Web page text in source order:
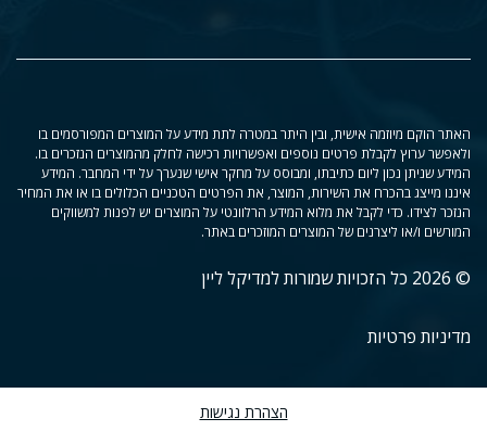
האתר הוקם מיוזמה אישית, ובין היתר במטרה לתת מידע על המוצרים המפורסמים בו
ולאפשר ערוץ לקבלת פרטים נוספים ואפשרויות רכישה לחלק מהמוצרים הנזכרים בו.
המידע שניתן נכון ליום כתיבתו, ומבוסס על מחקר אישי שנערך על ידי המחבר. המידע
איננו מייצג בהכרח את השירות, המוצר, את הפרטים הטכניים הכלולים בו או את המחיר
הנזכר לצידו. כדי לקבל את מלוא המידע הרלוונטי על המוצרים יש לפנות למשווקים
המורשים ו/או ליצרנים של המוצרים המוזכרים באתר.
© 2026 כל הזכויות שמורות למדיקל ליין
מדיניות פרטיות
הצהרת נגישות